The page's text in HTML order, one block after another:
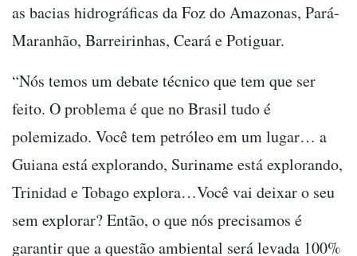
as bacias hidrográficas da Foz do Amazonas, Pará-
Maranhão, Barreirinhas, Ceará e Potiguar.
“Nós temos um debate técnico que tem que ser
feito. O problema é que no Brasil tudo é
polemizado. Você tem petróleo em um lugar… a
Guiana está explorando, Suriname está explorando,
Trinidad e Tobago explora…Você vai deixar o seu
sem explorar? Então, o que nós precisamos é
garantir que a questão ambiental será levada 100%